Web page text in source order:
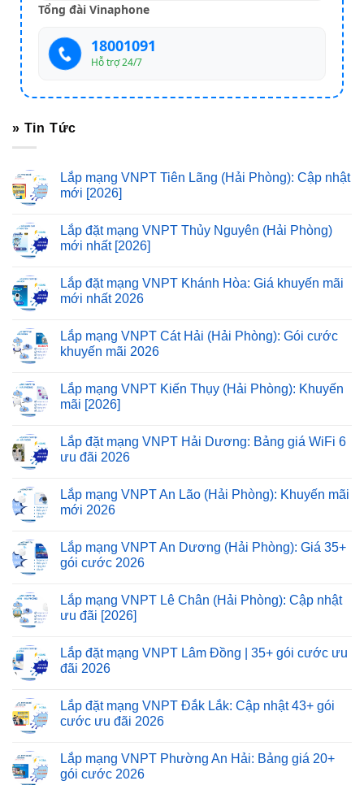
Tổng đài Vinaphone
18001091
Hỗ trợ 24/7
» Tin Tức
Lắp mạng VNPT Tiên Lãng (Hải Phòng): Cập nhật
mới [2026]
Lắp đặt mạng VNPT Thủy Nguyên (Hải Phòng)
mới nhất [2026]
Lắp đặt mạng VNPT Khánh Hòa: Giá khuyến mãi
mới nhất 2026
Lắp mạng VNPT Cát Hải (Hải Phòng): Gói cước
khuyến mãi 2026
Lắp mạng VNPT Kiến Thụy (Hải Phòng): Khuyến
mãi [2026]
Lắp đặt mạng VNPT Hải Dương: Bảng giá WiFi 6
ưu đãi 2026
Lắp mạng VNPT An Lão (Hải Phòng): Khuyến mãi
mới 2026
Lắp mạng VNPT An Dương (Hải Phòng): Giá 35+
gói cước 2026
Lắp mạng VNPT Lê Chân (Hải Phòng): Cập nhật
ưu đãi [2026]
Lắp đặt mạng VNPT Lâm Đồng | 35+ gói cước ưu
đãi 2026
Lắp đặt mạng VNPT Đắk Lắk: Cập nhật 43+ gói
cước ưu đãi 2026
Lắp mạng VNPT Phường An Hải: Bảng giá 20+
gói cước 2026